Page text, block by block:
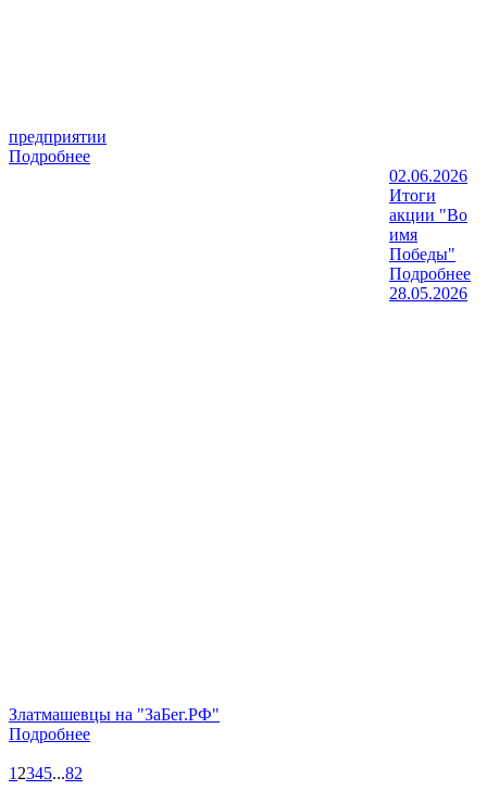
предприятии
Подробнее
02.06.2026
Итоги
акции "Во
имя
Победы"
Подробнее
28.05.2026
Златмашевцы на "ЗаБег.РФ"
Подробнее
1 2345...82